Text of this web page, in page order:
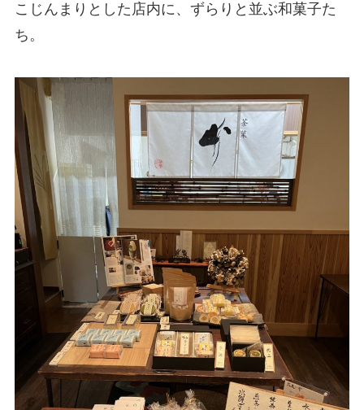
こじんまりとした店内に、ずらりと並ぶ和菓子た
ち。